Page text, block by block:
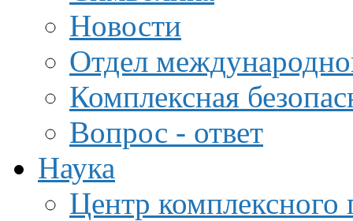
Новости
Отдел
Комплексная
Вопрос - ответ
Наука
Центр